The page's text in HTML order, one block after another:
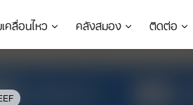
คลื่อนไหว คลังสมอง ติดต่อ